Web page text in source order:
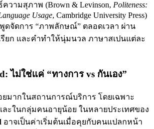
วามสุภาพ (Brown & Levinson, Politeness:
Usage, Cambridge University Press)
ดจัดการ “ภาพลักษณ์” ตลอดเวลา ผ่าน
ยก และคำทำให้นุ่มนวล ภาษาสเปนแต่ละ
ไม่ใช่แค่ “ทางการ vs กันเอง”
มากในสถานการณ์บริการ โดยเฉพาะ
ละในกลุ่มคนอายุน้อย ในหลายประเทศของ
อาจเป็นค่าเริ่มต้นเมื่อคุยกับคนแปลกหน้า